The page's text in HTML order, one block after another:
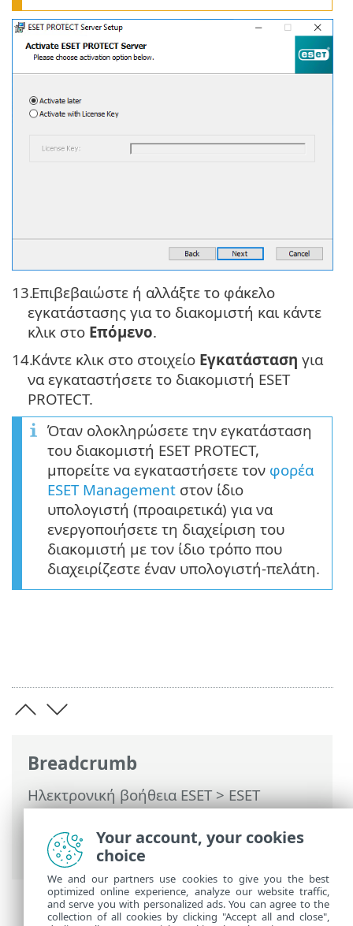
Breadcrumb
Ηλεκτρονική βοήθεια ESET>ESET
PROTECT On-Prem>Εγκατάσταση>
Εγκατάσταση στοιχείου στα Windows>
Εγκατάσταση διακομιστή – Windows
13.Επιβεβαιώστε ή αλλάξτε το φάκελο
εγκατάστασης για το διακομιστή και κάντε
κλικ στο Επόμενο.
14.Κάντε κλικ στο στοιχείο Εγκατάσταση για
να εγκαταστήσετε το διακομιστή ESET
PROTECT.
Όταν ολοκληρώσετε την εγκατάσταση
του διακομιστή ESET PROTECT,
μπορείτε να εγκαταστήσετε τον φορέα
ESET Management στον ίδιο
υπολογιστή (προαιρετικά) για να
ενεργοποιήσετε τη διαχείριση του
διακομιστή με τον ίδιο τρόπο που
διαχειρίζεστε έναν υπολογιστή-πελάτη.
Your account, your cookies
choice
We and our partners use cookies to give you the best
optimized online experience, analyze our website traffic,
and serve you with personalized ads. You can agree to the
collection of all cookies by clicking "Accept all and close",